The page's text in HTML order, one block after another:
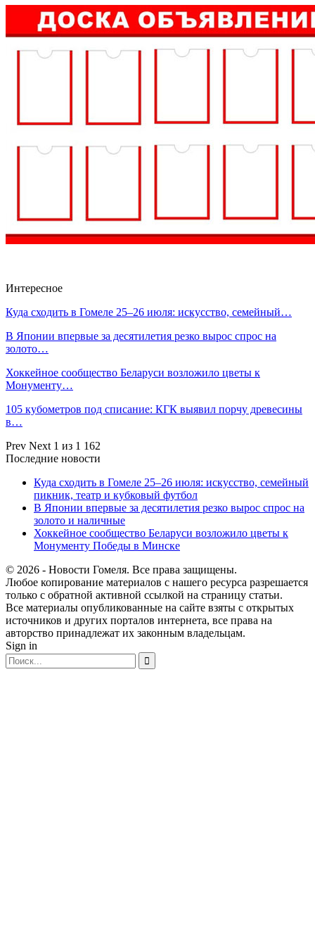
Интересное
Куда сходить в Гомеле 25–26 июля: искусство, семейный…
В Японии впервые за десятилетия резко вырос спрос на
золото…
Хоккейное сообщество Беларуси возложило цветы к
Монументу…
105 кубометров под списание: КГК выявил порчу древесины
в…
Prev Next 1 из 1 162
Последние новости
Куда сходить в Гомеле 25–26 июля: искусство, семейный
пикник, театр и кубковый футбол
В Японии впервые за десятилетия резко вырос спрос на
золото и наличные
Хоккейное сообщество Беларуси возложило цветы к
Монументу Победы в Минске
© 2026 - Новости Гомеля. Все права защищены.
Любое копирование материалов с нашего ресурса разрешается
только с обратной активной ссылкой на страницу статьи.
Все материалы опубликованные на сайте взяты с открытых
источников и других порталов интернета, все права на
авторство принадлежат их законным владельцам.
Sign in